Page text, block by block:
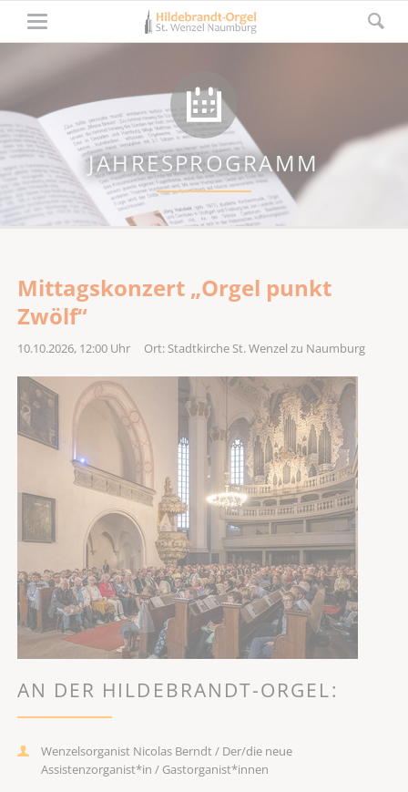
JAHRESPROGRAMM
Mittagskonzert „Orgel punkt
Zwölf“
10.10.2026, 12:00Uhr Ort: Stadtkirche St. Wenzel zu Naumburg
AN DER HILDEBRANDT-ORGEL:
Wenzelsorganist Nicolas Berndt / Der/die neue
Assistenzorganist*in / Gastorganist*innen